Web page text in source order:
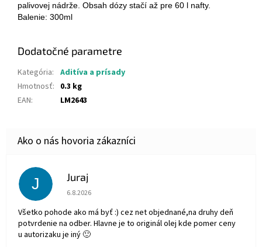
palivovej nádrže. Obsah dózy stačí až pre 60 l nafty.
Balenie: 300ml
Dodatočné parametre
Kategória: Aditíva a prísady
Hmotnosť: 0.3 kg
EAN: LM2643
J Juraj
Hodnotenie obchodu je 5 z 5 hviezdičiek.
6.8.2026
Všetko pohode ako má byť :) cez net objednané,na druhy deň
potvrdenie na odber. Hlavne je to originál olej kde pomer ceny
u autorizaku je iný 🙂